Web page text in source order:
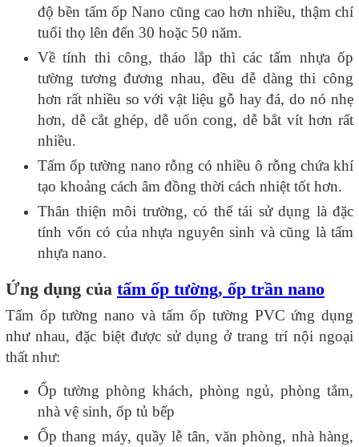
độ bền tấm ốp Nano cũng cao hơn nhiều, thậm chí
tuổi thọ lên đến 30 hoặc 50 năm.
Về tính thi công, tháo lắp thì các tấm nhựa ốp
tường tương đương nhau, đều dễ dàng thi công
hơn rất nhiều so với vật liệu gỗ hay đá, do nó nhẹ
hơn, dễ cắt ghép, dễ uốn cong, dễ bắt vít hơn rất
nhiều.
Tấm ốp tường nano rỗng có nhiều ô rỗng chứa khí
tạo khoảng cách âm đồng thời cách nhiệt tốt hơn.
Thân thiện môi trường, có thể tái sử dụng là đặc
tính vốn có của nhựa nguyên sinh và cũng là tấm
nhựa nano.
Ứng dụng của tấm ốp tường, ốp trần nano
Tấm ốp tường nano và tấm ốp tường PVC ứng dụng
như nhau, đặc biệt được sử dụng ở trang trí nội ngoại
thất như:
Ốp tường phòng khách, phòng ngủ, phòng tắm,
nhà vệ sinh, ốp tủ bếp
Ốp thang máy, quầy lễ tân, văn phòng, nhà hàng,